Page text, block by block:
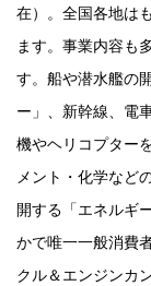
在）。全国各地は
ます。事業内容も
す。船や潜水艦の
ー」、新幹線、電
機やヘリコプター
メント・化学など
開する「エネルギ
かで唯一一般消費
クル＆エンジンカ